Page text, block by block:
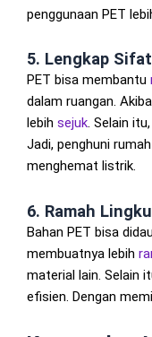
penggunaan PET
5. Lengkap
PET bisa membantu
dalam ruangan.
lebih sejuk. Selain
Jadi, penghuni
menghemat listrik.
6. Ramah
Bahan PET bisa
membuatnya lebih
material lain. Selain
efisien. Dengan